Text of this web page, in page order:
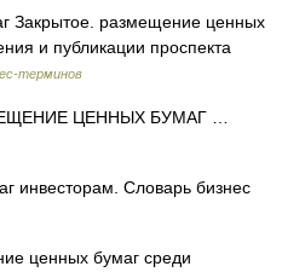
размещение ценных
и публикации проспекта
терминов
ЦЕННЫХ БУМАГ …
инвесторам. Словарь бизнес
ценных бумаг среди